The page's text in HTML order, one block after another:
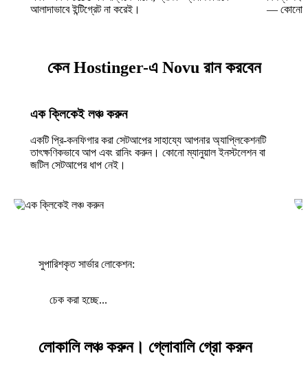
আলাদাভাবে ইন্টিগ্রেট না করেই।
— কোনো
কেন Hostinger-এ Novu রান করবেন
এক ক্লিকেই লঞ্চ করুন
একটি প্রি-কনফিগার করা সেটআপের সাহায্যে আপনার অ্যাপ্লিকেশনটি
তাৎক্ষণিকভাবে আপ এবং রানিং করুন। কোনো ম্যানুয়াল ইনস্টলেশন বা
জটিল সেটআপের ধাপ নেই।
সুপারিশকৃত সার্ভার লোকেশন:
চেক করা হচ্ছে...
লোকালি লঞ্চ করুন। গ্লোবালি গ্রো করুন